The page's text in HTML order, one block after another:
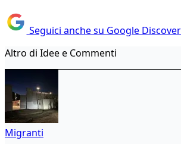
Seguici anche su Google
Altro di Idee e Commenti
Migranti